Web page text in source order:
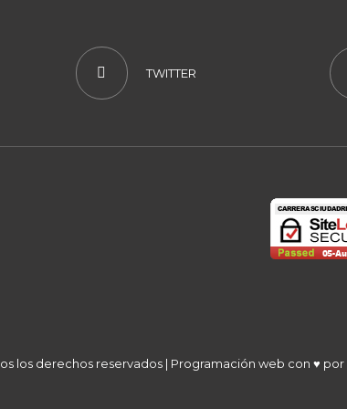
TWITTER
los derechos reservados | Programación web con ♥ por